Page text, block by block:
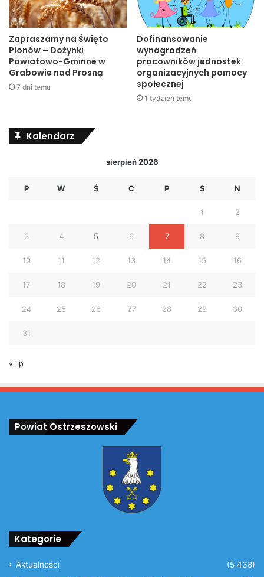
Zapraszamy na Święto
Plonów – Dożynki
Powiatowo-Gminne w
Grabowie nad Prosną
7 dni temu
Dofinansowanie
wynagrodzeń
pracowników jednostek
organizacyjnych pomocy
społecznej
1 tydzień temu
Kalendarz
sierpień 2026
P W Ś C P S N
1 2
3 4 5 6 7 8 9
10 11 12 13 14 15 16
17 18 19 20 21 22 23
24 25 26 27 28 29 30
31
« lip
Powiat Ostrzeszowski
Kategorie
Aktualności
(5 438)